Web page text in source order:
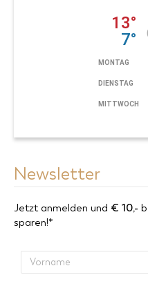
Newsletter
Jetzt anmelden und € 10,-
sparen!*
Vorname